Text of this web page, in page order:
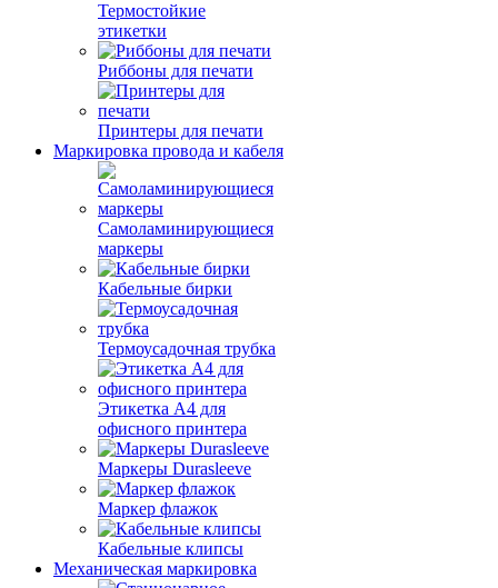
Термостойкие
этикетки
Риббоны для печати
Принтеры для печати
Маркировка провода и кабеля
Самоламинирующиеся
маркеры
Кабельные бирки
Термоусадочная трубка
Этикетка А4 для
офисного принтера
Маркеры Durasleeve
Маркер флажок
Кабельные клипсы
Механическая маркировка